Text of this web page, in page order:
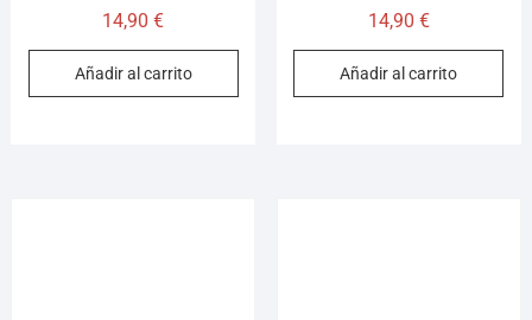
14,90€
Añadir al carrito
14,90 €
Añadir al carrito